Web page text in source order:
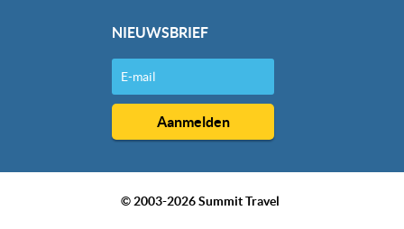
NIEUWSBRIEF
© 2003-2026 Summit Travel